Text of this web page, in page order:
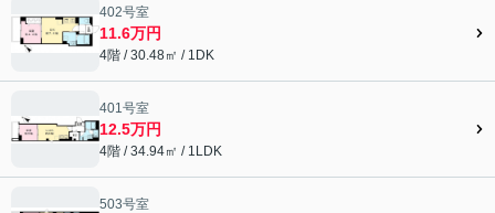
402号室
11.6万円
4階 / 30.48㎡ / 1DK
401号室
12.5万円
4階 / 34.94㎡ / 1LDK
503号室